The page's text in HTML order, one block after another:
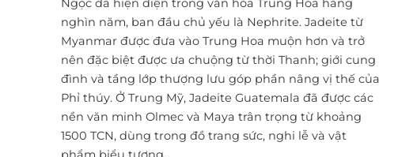
Ngọc đã hiện diện trong văn hóa Trung Hoa hàng
nghìn năm, ban đầu chủ yếu là Nephrite. Jadeite từ
Myanmar được đưa vào Trung Hoa muộn hơn và trở
nên đặc biệt được ưa chuộng từ thời Thanh; giới cung
đình và tầng lớp thượng lưu góp phần nâng vị thế của
Phỉ thúy. Ở Trung Mỹ, Jadeite Guatemala đã được các
nền văn minh Olmec và Maya trân trọng từ khoảng
1500 TCN, dùng trong đồ trang sức, nghi lễ và vật